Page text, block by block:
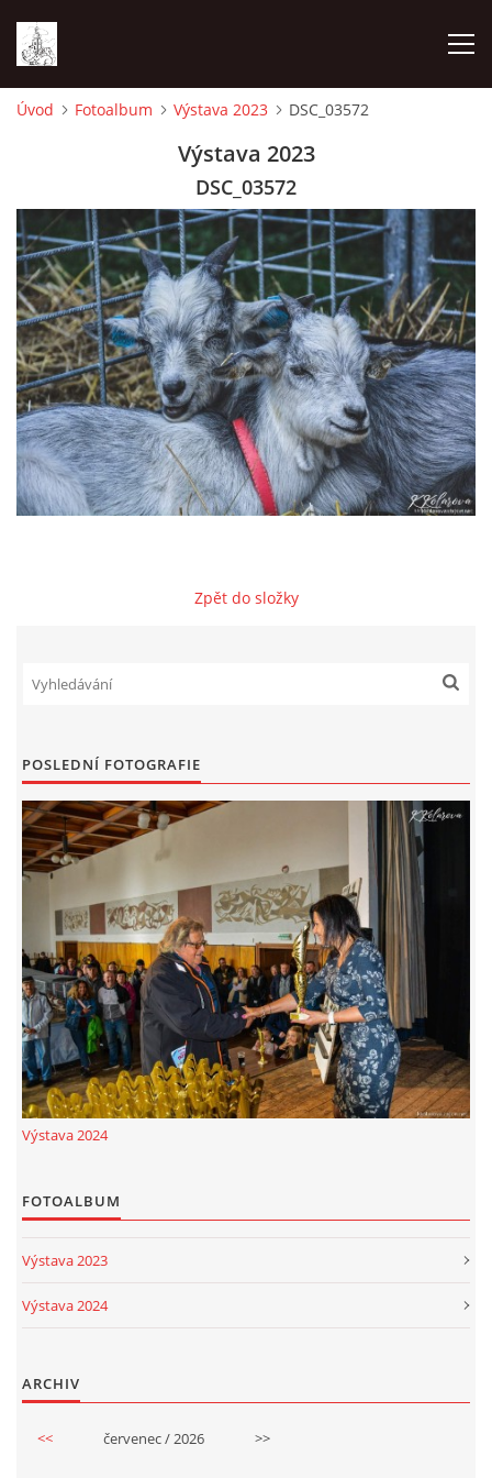
ČLENOVÉ ZO ČSCH BOHDALOV
VÝSTAVA VYSOČINY 2026
AKTUALITY - CO SE CHYSTÁ A UDÁLO
MLADÍ CHOVATELÉ ZO ČSCH BOHDALOV - KROUŽEK MCH
SOUTĚŽE MLADÝCH CHOVATELŮ
FARMÁŘSKÉ TRHY PŘI VÝSTAVĚ VYSOČINY
DOPROVODNÝ PROGRAM VÝSTAVA VYSOČINY 2025
KONTAKTY ZO ČSCH BOHDALOV
© 2026 eStránky.cz |RSS
Úvod Fotoalbum Výstava 2023 DSC_03572
Výstava 2023
DSC_03572
Zpět do složky
POSLEDNÍ FOTOGRAFIE
Výstava 2024
FOTOALBUM
Výstava 2023
Výstava 2024
ARCHIV
<< červenec / 2026 >>